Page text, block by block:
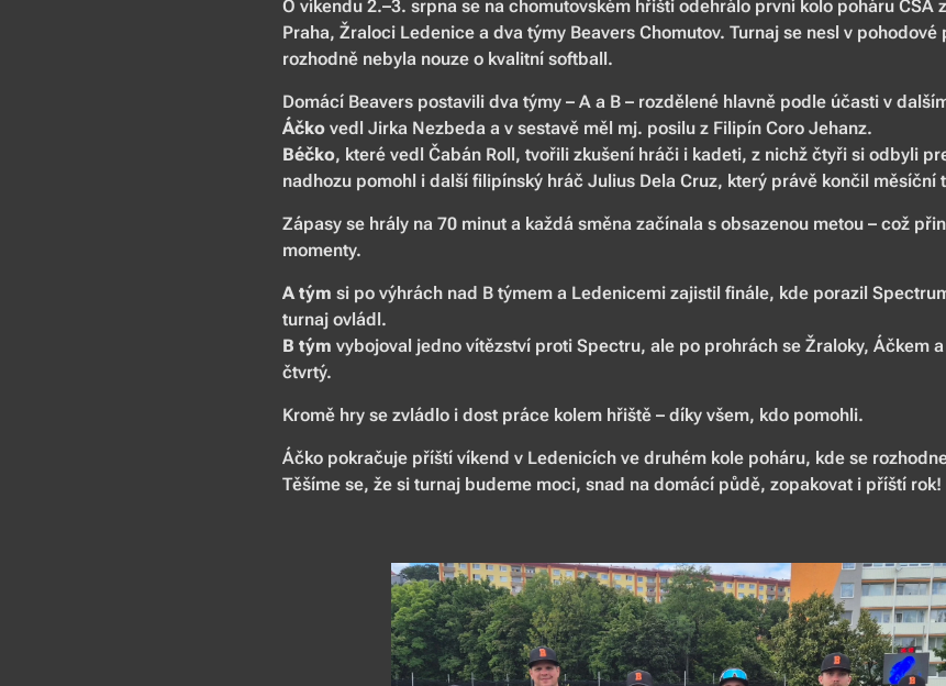
O víkendu 2.–3. srpna se na chomutovském hřišti odehrálo první kolo poháru ČSA
Praha, Žraloci Ledenice a dva týmy Beavers Chomutov. Turnaj se nesl v
rozhodně nebyla nouze o kvalitní softball.
Domácí Beavers postavili dva týmy – A a B – rozdělené hlavně podle účasti v
Áčko vedl Jirka Nezbeda a v sestavě měl mj. posilu z Filipín Coro Jehanz.
Béčko, které vedl Čabán Roll, tvořili zkušení hráči i kadeti, z nichž čtyři si odbyli
nadhozu pomohl i další filipínský hráč Julius Dela Cruz, který právě končil měsíční
Zápasy se hrály na 70 minut a každá směna začínala s obsazenou metou – což
momenty.
A tým si po výhrách nad B týmem a Ledenicemi zajistil finále, kde porazil
turnaj ovládl.
B tým vybojoval jedno vítězství proti Spectru, ale po prohrách se Žraloky, Áčkem
čtvrtý.
Kromě hry se zvládlo i dost práce kolem hřiště – díky všem, kdo pomohli.
Áčko pokračuje příští víkend v Ledenicích ve druhém kole poháru, kde se
Těšíme se, že si turnaj budeme moci, snad na domácí půdě, zopakovat i příští rok!